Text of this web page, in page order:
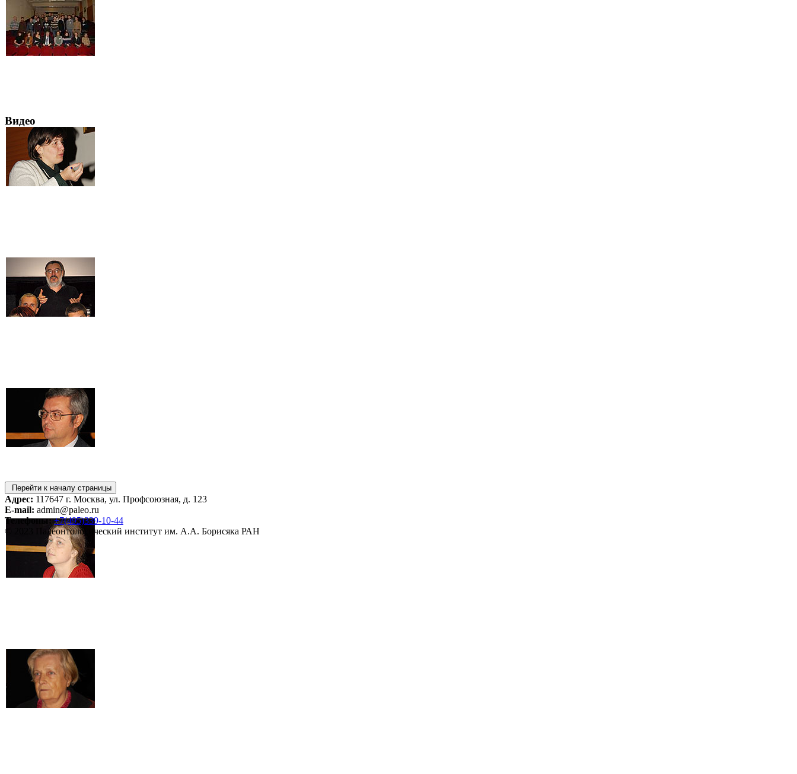
Видео
Перейти к началу страницы
Адрес: 117647 г. Москва, ул. Профсоюзная, д. 123
E-mail: admin@paleo.ru
Телефоны: +7(495)339-10-44
© 2023 Палеонтологический институт им. А.А. Борисяка РАН